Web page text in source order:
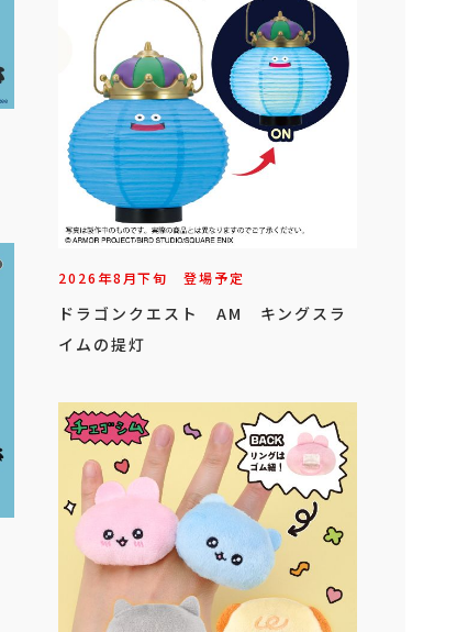
2026年8月下旬 登場予定
ドラゴンクエスト AM キングスラ
イムの提灯